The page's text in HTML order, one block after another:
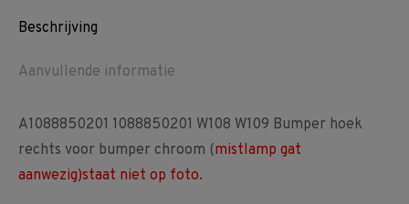
Beschrijving
Aanvullende informatie
A1088850201 1088850201 W108 W109 Bumper hoek
rechts voor bumper chroom (mistlamp gat
aanwezig)staat niet op foto.